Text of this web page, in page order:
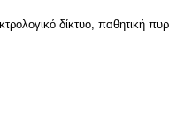
δίκτυο, παθητική